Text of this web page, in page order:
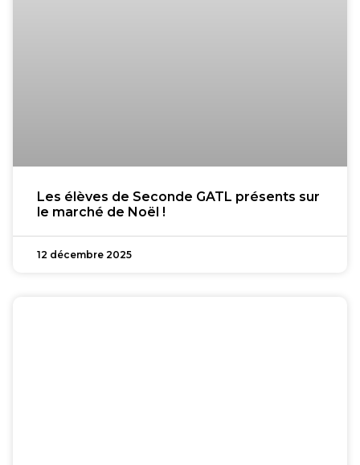
Les élèves de Seconde GATL présents sur
le marché de Noël !
12 décembre 2025